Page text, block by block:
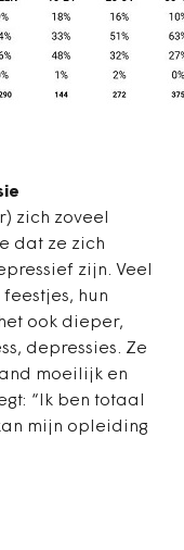
zich zoveel
dat ze zich
zijn. Veel
hun
ook dieper,
depressies. Ze
moeilijk en
“Ik ben totaal
mijn opleiding